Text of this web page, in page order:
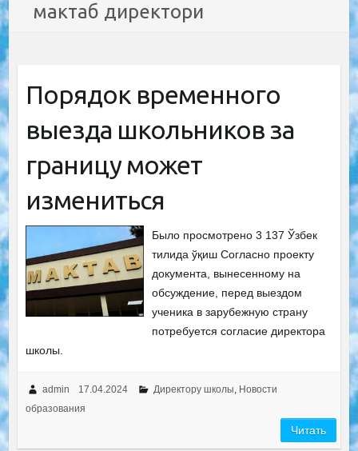
мактаб директори
Порядок временного
выезда школьников за
границу может
измениться
Было просмотрено 3 137 Ўзбек
тилида ўқиш Согласно проекту
документа, вынесенному на
обсуждение, перед выездом
ученика в зарубежную страну
потребуется согласие директора
школы.
admin 17.04.2024 Директору школы, Новости
образования
Читать